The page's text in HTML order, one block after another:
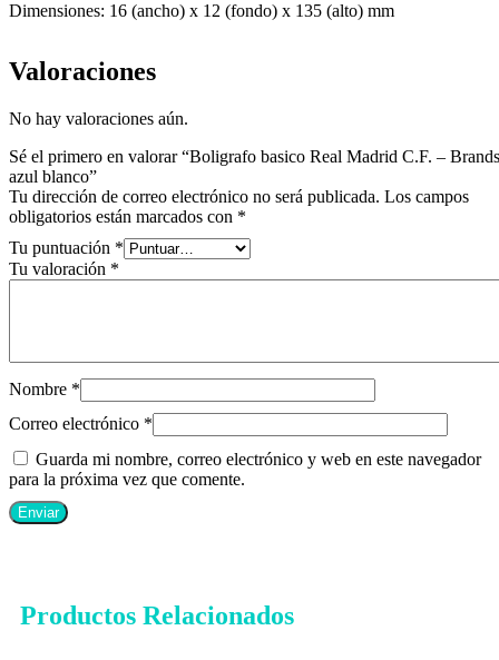
Dimensiones: 16 (ancho) x 12 (fondo) x 135 (alto) mm
Valoraciones
No hay valoraciones aún.
Sé el primero en valorar “Boligrafo basico Real Madrid C.F. – Brands
azul blanco”
Tu dirección de correo electrónico no será publicada. Los campos
obligatorios están marcados con *
Tu puntuación *
Tu valoración *
Nombre *
Correo electrónico *
Guarda mi nombre, correo electrónico y web en este navegador
para la próxima vez que comente.
Productos Relacionados